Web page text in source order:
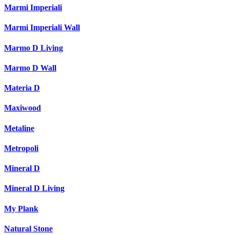
Marmi Imperiali
Marmi Imperiali Wall
Marmo D Living
Marmo D Wall
Materia D
Maxiwood
Metaline
Metropoli
Mineral D
Mineral D Living
My Plank
Natural Stone